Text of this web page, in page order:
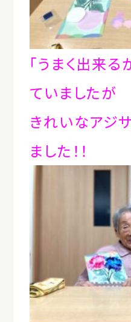
「うまく出来る
ていましたが
きれいなアジ
ました！！